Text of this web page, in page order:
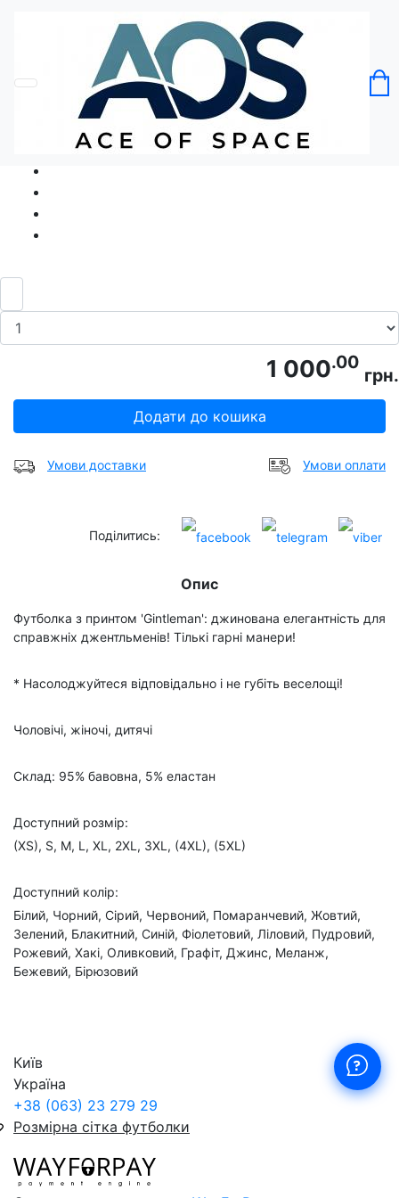
Без категорії
Футболка Джинтельмен #2 Gintleman
Код товару: Ace5074
1 000.00
грн.
Додати до кошика
Умови доставки Умови оплати
Поділитись:
Опис
Футболка з принтом 'Gintleman': джинована елегантність для
справжніх джентльменів! Тількі гарні манери!
* Насолоджуйтеся відповідально і не губіть веселощі!
Чоловічі, жіночі, дитячі
Склад: 95% бавовна, 5% еластан
Доступний розмір:
(XS), S, M, L, XL, 2XL, 3XL, (4XL), (5XL)
Доступний колір:
Білий, Чорний, Сірий, Червоний, Помаранчевий, Жовтий,
Зелений, Блакитний, Синій, Фіолетовий, Ліловий, Пудровий,
Рожевий, Хакі, Оливковий, Графіт, Джинс, Меланж,
Бежевий, Бірюзовий
Київ
Україна
+38 (063) 23 279 29
Розмірна сітка футболки